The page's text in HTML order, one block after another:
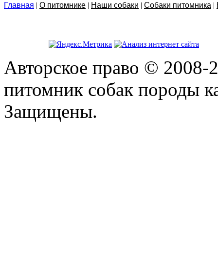
Главная | О питомнике | Наши собаки | Собаки питомника |
Авторское право ©
питомник собак породы
Защищены.